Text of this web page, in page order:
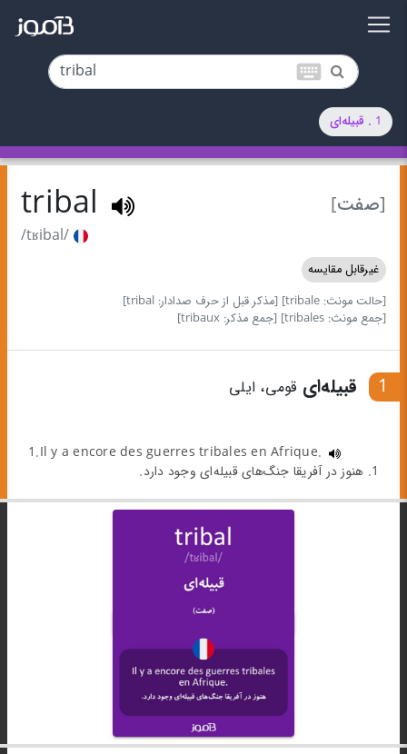
keyboard
1 . قبیله‌ای
[صفت] tribal
/tʁibal/
غیرقابل مقایسه
[حالت مونث: tribale]
[مذکر قبل از حرف صدادار: tribal]
[جمع مونث: tribales]
[جمع مذکر: tribaux]
1 قبیله‌ای قومی، ایلی
1.Il y a encore des guerres tribales en Afrique.
1. هنوز در آفریقا جنگ‌های قبیله‌ای وجود دارد.